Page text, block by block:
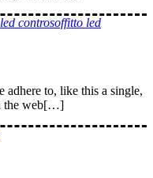
controsoffitto led
to, like this a single,
the web[…]